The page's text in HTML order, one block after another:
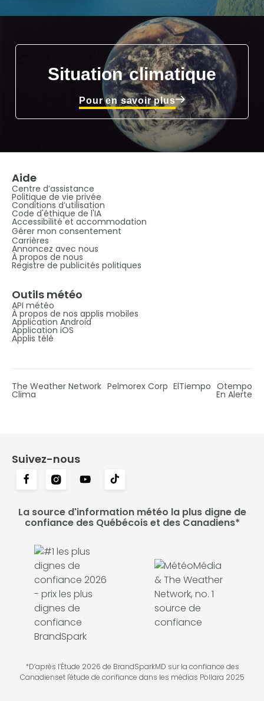
Situation climatique
Pour en savoir plus
Aide
Centre d’assistance
Politique de vie privée
Conditions d’utilisation
Code d'éthique de l'IA
Accessibilité et accommodation
Gérer mon consentement
Carrières
Annoncez avec nous
À propos de nous
Registre de publicités politiques
Outils météo
API météo
À propos de nos applis mobiles
Application Android
Application iOS
Applis télé
The Weather Network Pelmorex Corp ElTiempo Otempo
Clima En Alerte
Suivez-nous
La source d'information météo la plus digne de
confiance des Québécois et des Canadiens*
*D’après l’Étude 2026 de BrandSparkMD sur la confiance des
Canadienset l'étude de confiance dans les médias Pollara 2025